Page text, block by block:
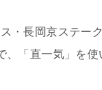
・長岡京ステー
、「直一気」を使